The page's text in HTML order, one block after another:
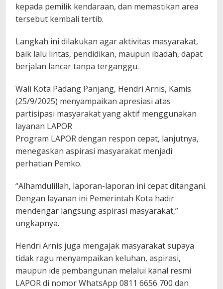
kepada pemilik kendaraan, dan memastikan area
tersebut kembali tertib.
Langkah ini dilakukan agar aktivitas masyarakat,
baik lalu lintas, pendidikan, maupun ibadah, dapat
berjalan lancar tanpa terganggu.
Wali Kota Padang Panjang, Hendri Arnis, Kamis
(25/9/2025) menyampaikan apresiasi atas
partisipasi masyarakat yang aktif menggunakan
layanan LAPOR
Program LAPOR dengan respon cepat, lanjutnya,
menegaskan aspirasi masyarakat menjadi
perhatian Pemko.
“Alhamdulillah, laporan-laporan ini cepat ditangani.
Dengan layanan ini Pemerintah Kota hadir
mendengar langsung aspirasi masyarakat,”
ungkapnya.
Hendri Arnis juga mengajak masyarakat supaya
tidak ragu menyampaikan keluhan, aspirasi,
maupun ide pembangunan melalui kanal resmi
LAPOR di nomor WhatsApp 0811 6656 700 dan